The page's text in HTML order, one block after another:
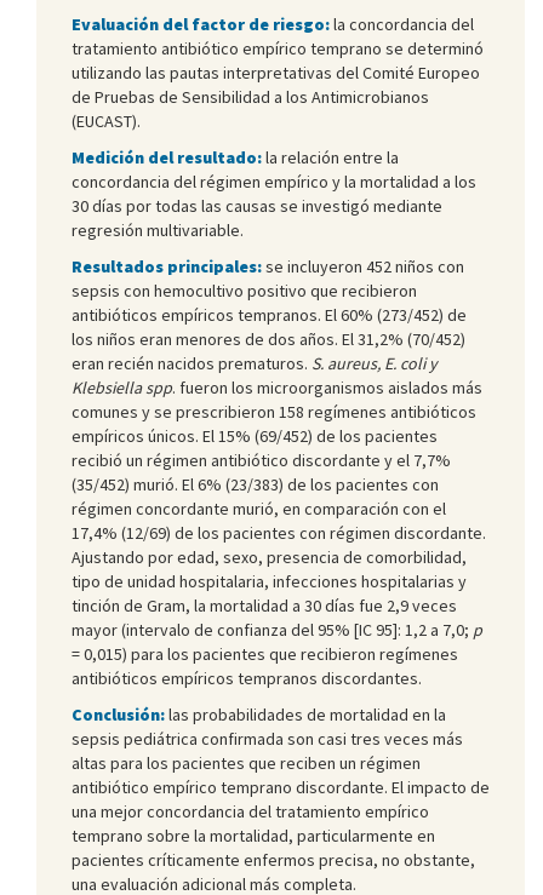
Evaluación del factor de riesgo:la concordancia del
tratamiento antibiótico empírico temprano se determinó
utilizando las pautas interpretativas del Comité Europeo
de Pruebas de Sensibilidad a los Antimicrobianos
(EUCAST).
Medición del resultado:la relación entre la
concordancia del régimen empírico y la mortalidad a los
30 días por todas las causas se investigó mediante
regresión multivariable.
Resultados principales:se incluyeron 452 niños con
sepsis con hemocultivo positivo que recibieron
antibióticos empíricos tempranos. El 60% (273/452) de
los niños eran menores de dos años. El 31,2% (70/452)
eran recién nacidos prematuros. S. aureus, E. coli y
Klebsiella spp. fueron los microorganismos aislados más
comunes y se prescribieron 158 regímenes antibióticos
empíricos únicos. El 15% (69/452) de los pacientes
recibió un régimen antibiótico discordante y el 7,7%
(35/452) murió. El 6% (23/383) de los pacientes con
régimen concordante murió, en comparación con el
17,4% (12/69) de los pacientes con régimen discordante.
Ajustando por edad, sexo, presencia de comorbilidad,
tipo de unidad hospitalaria, infecciones hospitalarias y
tinción de Gram, la mortalidad a 30 días fue 2,9 veces
mayor (intervalo de confianza del 95% [IC 95]: 1,2 a 7,0; p
= 0,015) para los pacientes que recibieron regímenes
antibióticos empíricos tempranos discordantes.
Conclusión:las probabilidades de mortalidad en la
sepsis pediátrica confirmada son casi tres veces más
altas para los pacientes que reciben un régimen
antibiótico empírico temprano discordante. El impacto de
una mejor concordancia del tratamiento empírico
temprano sobre la mortalidad, particularmente en
pacientes críticamente enfermos precisa, no obstante,
una evaluación adicional más completa.